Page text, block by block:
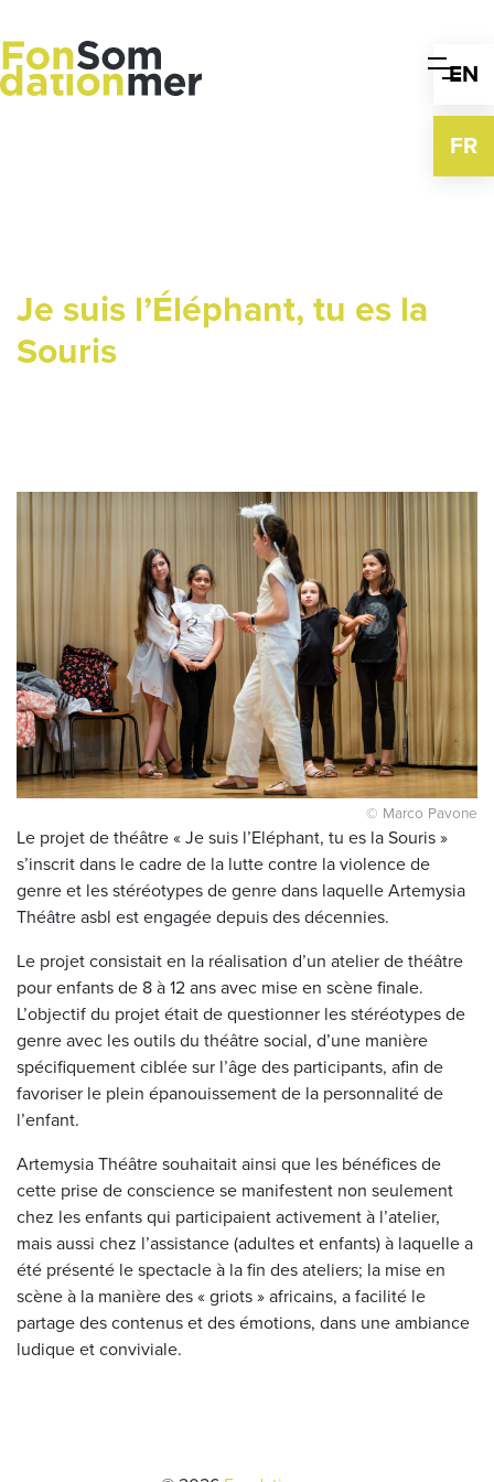
to
content
EN
FR
Je suis l’Éléphant, tu es la
Souris
© Marco Pavone
Le projet de théâtre « Je suis l’Eléphant, tu es la Souris »
s’inscrit dans le cadre de la lutte contre la violence de
genre et les stéréotypes de genre dans laquelle Artemysia
Théâtre asbl est engagée depuis des décennies.
Le projet consistait en la réalisation d’un atelier de théâtre
pour enfants de 8 à 12 ans avec mise en scène finale.
L’objectif du projet était de questionner les stéréotypes de
genre avec les outils du théâtre social, d’une manière
spécifiquement ciblée sur l’âge des participants, afin de
favoriser le plein épanouissement de la personnalité de
l’enfant.
Artemysia Théâtre souhaitait ainsi que les bénéfices de
cette prise de conscience se manifestent non seulement
chez les enfants qui participaient activement à l’atelier,
mais aussi chez l’assistance (adultes et enfants) à laquelle a
été présenté le spectacle à la fin des ateliers; la mise en
scène à la manière des « griots » africains, a facilité le
partage des contenus et des émotions, dans une ambiance
ludique et conviviale.